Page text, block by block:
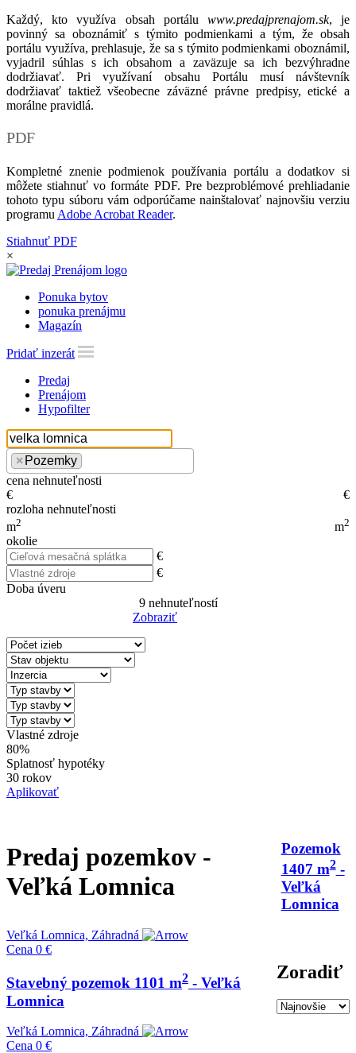
Každý, kto využíva obsah portálu www.predajprenajom.sk, je
povinný sa oboznámiť s týmito podmienkami a tým, že obsah
portálu využíva, prehlasuje, že sa s týmito podmienkami oboznámil,
vyjadril súhlas s ich obsahom a zaväzuje sa ich bezvýhradne
dodržiavať. Pri využívaní obsahu Portálu musí návštevník
dodržiavať taktiež všeobecne záväzné právne predpisy, etické a
morálne pravidlá.
PDF
Kompletné znenie podmienok používania portálu a dodatkov si
môžete stiahnuť vo formáte PDF. Pre bezproblémové prehliadanie
tohoto typu súboru vám odporúčame nainštalovať najnovšiu verziu
programu Adobe Acrobat Reader.
Stiahnuť PDF
×
Ponuka bytov
ponuka prenájmu
Magazín
Pridať inzerát
Predaj
Prenájom
Hypofilter
× Pozemky
cena nehnuteľnosti
€
€
rozloha nehnuteľnosti
m2 m2
okolie
€
€
Doba úveru
9nehnuteľností
Zobraziť
Vlastné zdroje
80%
Splatnosť hypotéky
30 rokov
Aplikovať
Predaj pozemkov -
Veľká Lomnica
Zoradiť
Pozemok
1407 m2-
Veľká
Lomnica
Veľká Lomnica, Záhradná
Cena 0 €
Stavebný pozemok 1101 m2 - Veľká
Lomnica
Veľká Lomnica, Záhradná
Cena 0 €